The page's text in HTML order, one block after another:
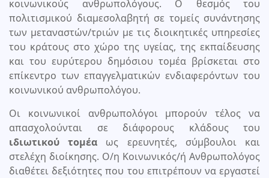
κοινωνικούς ανθρωπολόγους. Ο θεσμός του
πολιτισμικού διαμεσολαβητή σε τομείς συνάντησης
των μεταναστών/τριών με τις διοικητικές υπηρεσίες
του κράτους στο χώρο της υγείας, της εκπαίδευσης
και του ευρύτερου δημόσιου τομέα βρίσκεται στο
επίκεντρο των επαγγελματικών ενδιαφερόντων του
κοινωνικού ανθρωπολόγου.
Οι κοινωνικοί ανθρωπολόγοι μπορούν τέλος να
απασχολούνται σε διάφορους κλάδους του
ιδιωτικού τομέα ως ερευνητές, σύμβουλοι και
στελέχη διοίκησης. Ο/η Κοινωνικός/ή Ανθρωπολόγος
διαθέτει δεξιότητες που του επιτρέπουν να εργαστεί